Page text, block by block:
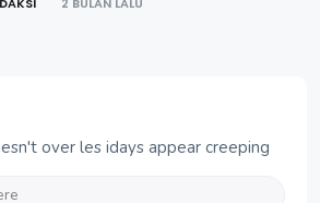
2 BULAN LALU
over les idays appear creeping